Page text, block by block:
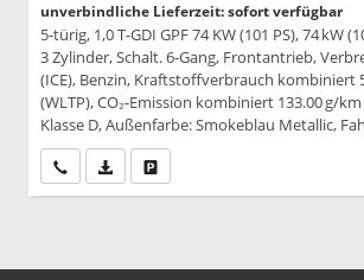
unverbindliche Lieferzeit: sofort verfügbar
5-türig, 1,0 T-GDI GPF 74 KW (101 PS), 74 kW
3 Zylinder, Schalt. 6-Gang, Frontantrieb,
(ICE), Benzin, Kraftstoffverbrauch kombiniert
(WLTP), CO₂-Emission kombiniert 133.00 g/km
Klasse D, Außenfarbe: Smokeblau Metallic,
Wir rufen Sie anPDF-Datei, Fahrzeugexposé drucken